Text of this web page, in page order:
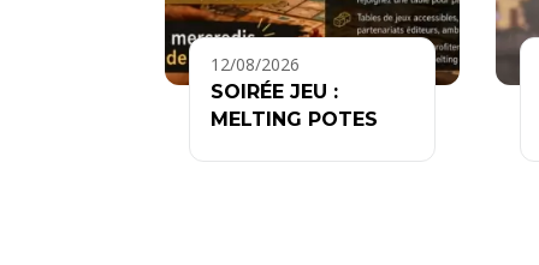
12/08/2026
SOIRÉE JEU :
MELTING POTES